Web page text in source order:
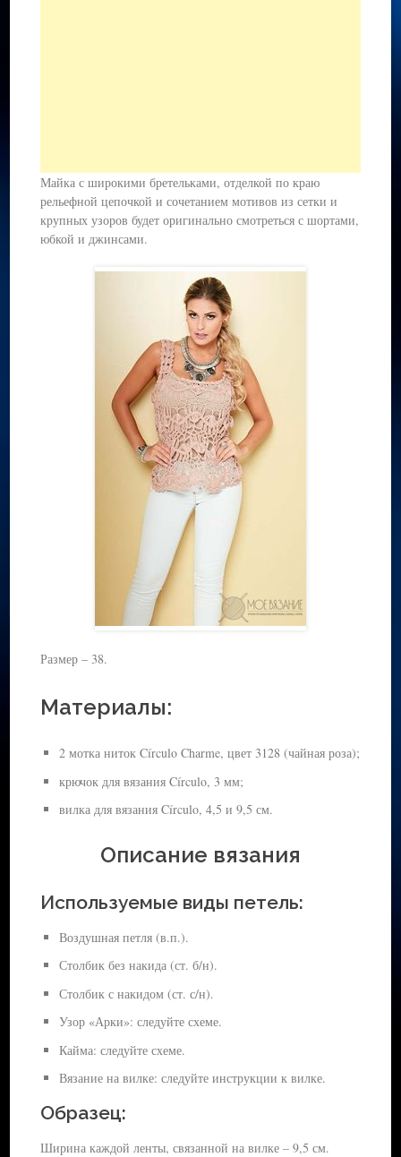
Майка с широкими бретельками, отделкой по краю
рельефной цепочкой и сочетанием мотивов из сетки и
крупных узоров будет оригинально смотреться с шортами,
юбкой и джинсами.
Размер – 38.
Материалы:
2 мотка ниток Círculo Charme, цвет 3128 (чайная роза);
крючок для вязания Círculo, 3 мм;
вилка для вязания Círculo, 4,5 и 9,5 см.
Описание вязания
Используемые виды петель:
Воздушная петля (в.п.).
Столбик без накида (ст. б/н).
Столбик с накидом (ст. с/н).
Узор «Арки»: следуйте схеме.
Кайма: следуйте схеме.
Вязание на вилке: следуйте инструкции к вилке.
Образец:
Ширина каждой ленты, связанной на вилке – 9,5 см.